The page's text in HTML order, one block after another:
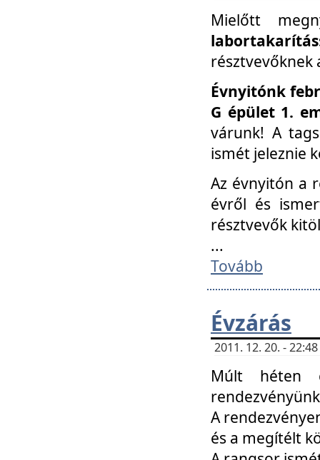
Mielőtt
labortakarítás
résztvevőknek
Évnyitónk
G épület 1.
várunk! A
ismét jeleznie
Az évnyitón a
évről és
résztvevők
...
Tovább
Évzárás
2011. 12. 20. -
Múlt héten
A
és a megítélt